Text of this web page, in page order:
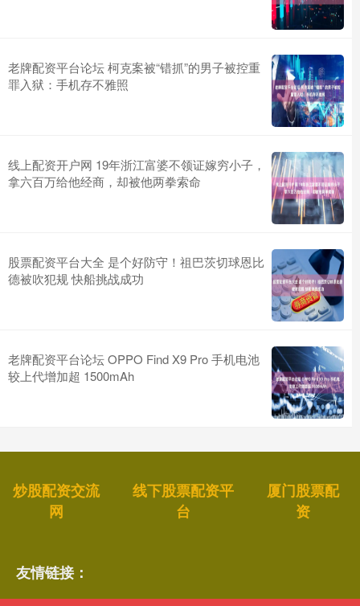
老牌配资平台论坛 柯克案被“错抓”的男子被控重
罪入狱：手机存不雅照
线上配资开户网 19年浙江富婆不领证嫁穷小子，
拿六百万给他经商，却被他两拳索命
股票配资平台大全 是个好防守！祖巴茨切球恩比
德被吹犯规 快船挑战成功
老牌配资平台论坛 OPPO Find X9 Pro 手机电池
较上代增加超 1500mAh
炒股配资交流
网
线下股票配资平
台
厦门股票配
资
友情链接：